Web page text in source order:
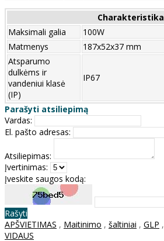
Charakteristika
Maksimali galia
100W
Matmenys
187x52x37 mm
Atsparumo
dulkėms ir
vandeniui klasė
(IP)
IP67
Parašyti atsiliepimą
Vardas:
El. pašto adresas:
Atsiliepimas:
Įvertinimas:
Įveskite saugos kodą:
Rašyti
APŠVIETIMAS , Maitinimo , šaltiniai , GLP ,
VIDAUS